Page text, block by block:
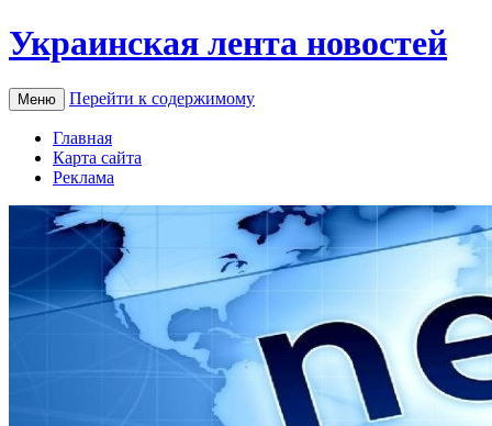
Украинская лента новостей
Меню Перейти к содержимому
Главная
Карта сайта
Реклама